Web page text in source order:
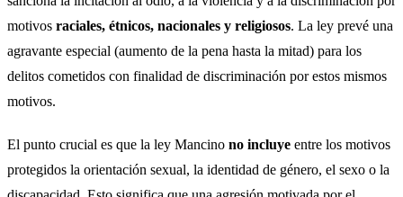
motivos raciales, étnicos, nacionales y religiosos. La ley prevé una
agravante especial (aumento de la pena hasta la mitad) para los
delitos cometidos con finalidad de discriminación por estos mismos
motivos.
El punto crucial es que la ley Mancino no incluye entre los motivos
protegidos la orientación sexual, la identidad de género, el sexo o la